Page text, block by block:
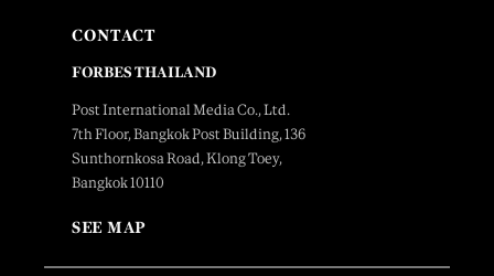
CONTACT
FORBES THAILAND
Post International Media Co., Ltd.
7th Floor, Bangkok Post Building, 136
Sunthornkosa Road, Klong Toey,
Bangkok 10110
SEE MAP